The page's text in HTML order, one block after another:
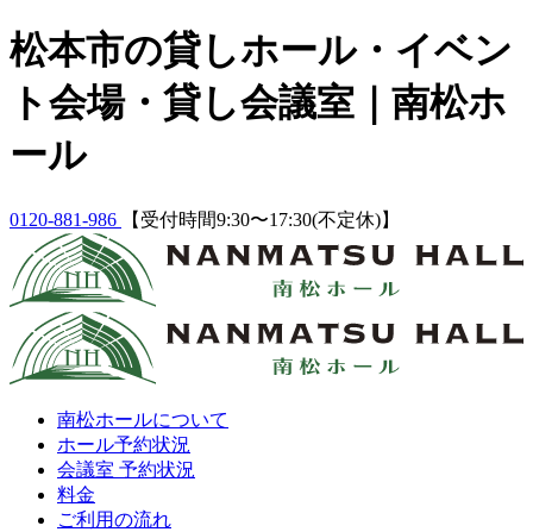
Skip
to
松本市の貸しホール・イベン
ト会場・貸し会議室｜南松ホ
ール
0120-881-986 【受付時間9:30〜17:30(不定休)】
南松ホールについて
ホール予約状況
会議室 予約状況
料金
ご利用の流れ